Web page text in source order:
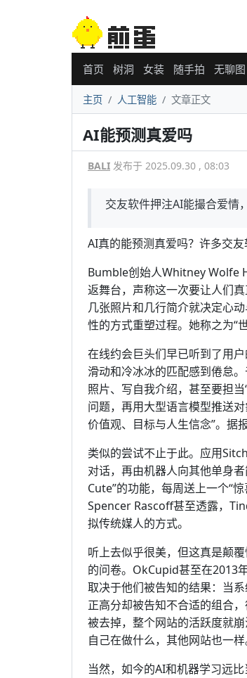
首页 树洞 女装 随手拍 无聊图
主页 人工智能 文章正文
AI能预测真爱吗
BALI 发布于 2025.09.30 , 08:03
交友软件押注AI能撮合爱情
AI真的能预测真爱吗？许多交
Bumble创始人Whitney Wolfe
返舞台，声称这一次要让人们
几张照片和几行简介就决定心
性的方式重塑过程。她称之为“
在线约会巨头们早已听到了用
滑动和冷冰冰的匹配感到倦怠
照片、写自我介绍，甚至要担
问题，再用大型语言模型推送
价值观、目标与人生信念”。据
类似的尝试不止于此。应用
对话，再由机器人向其他单身
Cute”的功能，每周送上一个“
Spencer Rascoff甚至透露，
拟传统媒人的方式。
听上去似乎很美，但这真是颠
的问卷。OkCupid甚至在2013
取决于他们被告知的结果：当
正高分却被告知不合适的组合
被去掉，整个网站的活跃度就
自己在做什么，其他网站也一样
当然，如今的AI和机器学习远